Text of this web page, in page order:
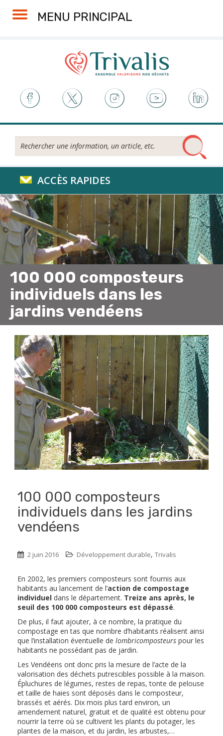
MENU PRINCIPAL
Rechercher...
ACCÈS RAPIDES
100 000 composteurs
individuels dans les
jardins vendéens
100 000 composteurs
individuels dans les jardins
vendéens
2 juin 2016 Développement durable, Trivalis
En 2002, les premiers composteurs sont fournis aux
habitants au lancement de l’action de compostage
individuel dans le département. Treize ans après, le
seuil des 100 000 composteurs est dépassé.
De plus, il faut ajouter, à ce nombre, la pratique du
compostage en tas que nombre d’habitants réalisent ainsi
que l’installation éventuelle de lombricomposteurs pour les
habitants ne possédant pas de jardin.
Les Vendéens ont donc pris la mesure de l’acte de la
valorisation des déchets putrescibles possible à la maison.
Épluchures de légumes, restes de repas, tonte de pelouse
et taille de haies sont déposés dans le composteur,
brassés et aérés. Dix mois plus tard environ, un
amendement naturel, gratuit et de qualité est obtenu pour
nourrir la terre où se cultivent les plants du potager, les
plantes de la maison, et du jardin, les arbustes,…